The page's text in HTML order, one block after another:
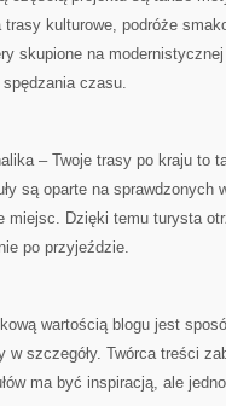
trasy kulturowe, podróże
skupione na
spędzania czasu.
– Twoje trasy po kraju to
są oparte na
miejsc. Dzięki temu turysta
po przyjeździe.
wartością blogu jest
w szczegóły. Twórca treści
ma być inspiracją, ale